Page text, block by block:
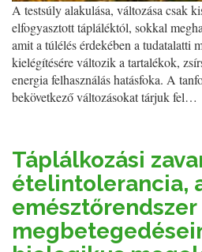
A testsúly alakulása, változása csak
elfogyasztott tápláléktól, sokkal
amit a túlélés érdekében a tudatalatti
kielégítésére változik a tartalékok,
energia felhasználás hatásfoka. A
bekövetkező változásokat tárjuk fel…
Táplálkozási
ételintolerancia,
emésztőrendszer